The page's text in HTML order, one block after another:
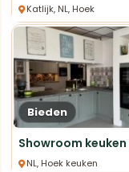
Katlijk, NL, Hoek keukens
Bieden
NL, Hoek keukens